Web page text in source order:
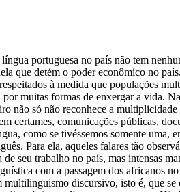
portuguesa no país não tem
que detém o poder econômico no
à medida que populações
muitas formas de enxergar a vida.
não só não reconhece a
certames, comunicações públicas,
como se tivéssemos somente uma,
Para ela, aqueles falares tão
de seu trabalho no país, mas intensas
com a passagem dos africanos
discursivo, isto é, que